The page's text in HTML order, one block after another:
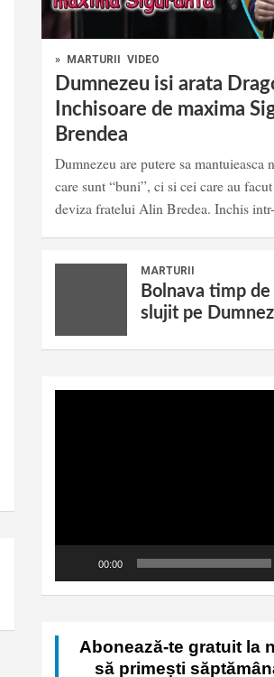
» MARTURII VIDEO
Dumnezeu isi arata
Inchisoare de maxima
Brendea
Dumnezeu are putere sa mantuieasca
care sunt “buni”, ci si cei care au
deviza fratelui Alin Bredea. Inchis
MARTURII
Bolnava timp
slujit pe
00:00
Abonează-te gratuit la
să primești